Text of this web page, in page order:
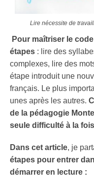
Lire nécessite de
Pour maîtriser le
étapes : lire des
complexes, lire des
étape introduit une
français. Le plus
unes après les autres.
de la pédagogie
seule difficulté à la
Dans cet article, je
étapes pour entrer
démarrer en lecture :